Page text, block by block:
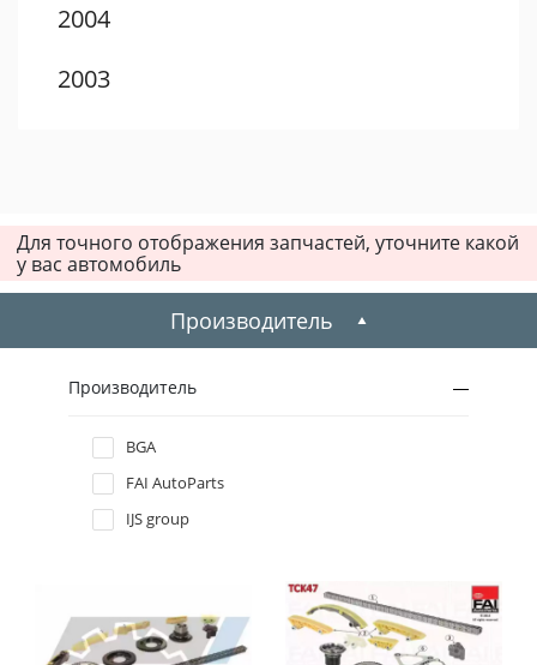
2004
2003
Для точного отображения запчастей, уточните какой
у вас автомобиль
Производитель
Производитель
BGA
FAI AutoParts
IJS group